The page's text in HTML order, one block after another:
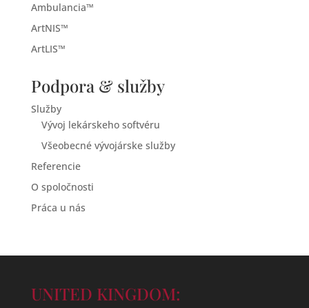
Ambulancia™
ArtNIS™
ArtLIS™
Podpora & služby
Služby
Vývoj lekárskeho softvéru
Všeobecné vývojárske služby
Referencie
O spoločnosti
Práca u nás
UNITED KINGDOM: